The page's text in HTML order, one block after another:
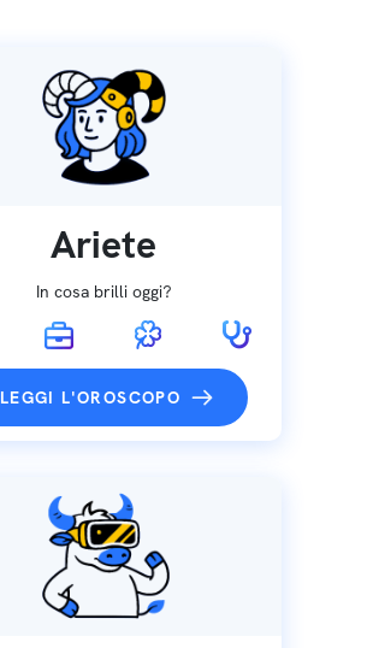
Ariete
In cosa brilli oggi?
LEGGI L'OROSCOPO